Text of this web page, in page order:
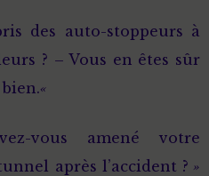
des auto-stoppeurs à
? – Vous en êtes sûr
«
vous amené votre
après l’accident ? »